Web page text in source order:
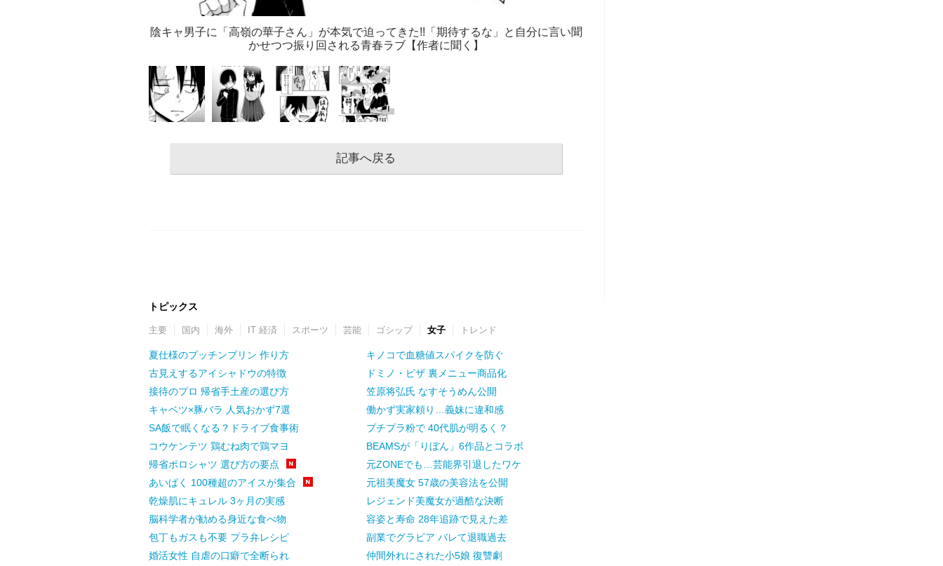
陰キャ男子に「高嶺の華子さん」が本気で迫ってきた!!「期待するな」と自分に言い聞
かせつつ振り回される青春ラブ【作者に聞く】
記事へ戻る
トピックス
主要 国内 海外 IT 経済 スポーツ 芸能 ゴシップ 女子 トレンド
夏仕様のプッチンプリン 作り方
古見えするアイシャドウの特徴
接待のプロ 帰省手土産の選び方
キャベツ×豚バラ 人気おかず7選
SA飯で眠くなる？ドライブ食事術
コウケンテツ 鶏むね肉で鶏マヨ
帰省ポロシャツ 選び方の要点
あいぱく 100種超のアイスが集合
乾燥肌にキュレル 3ヶ月の実感
脳科学者が勧める身近な食べ物
包丁もガスも不要 プラ弁レシピ
婚活女性 自虐の口癖で全断られ
キノコで血糖値スパイクを防ぐ
ドミノ・ピザ 裏メニュー商品化
笠原将弘氏 なすそうめん公開
働かず実家頼り…義妹に違和感
プチプラ粉で 40代肌が明るく？
BEAMSが「りぼん」6作品とコラボ
元ZONEでも…芸能界引退したワケ
元祖美魔女 57歳の美容法を公開
レジェンド美魔女が過酷な決断
容姿と寿命 28年追跡で見えた差
副業でグラビア バレて退職過去
仲間外れにされた小5娘 復讐劇